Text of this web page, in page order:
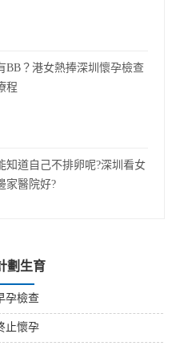
BB？港女熱捧深圳懷孕檢查
程
知道自己不排卵呢?深圳看女
家醫院好?
劃生育
孕檢查
止懷孕